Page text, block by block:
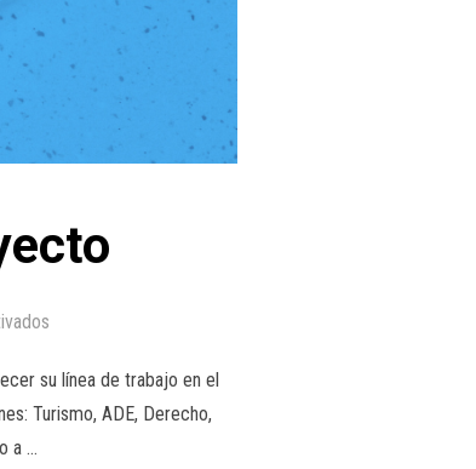
su línea de trabajo en el
Turismo, ADE, Derecho,
a …